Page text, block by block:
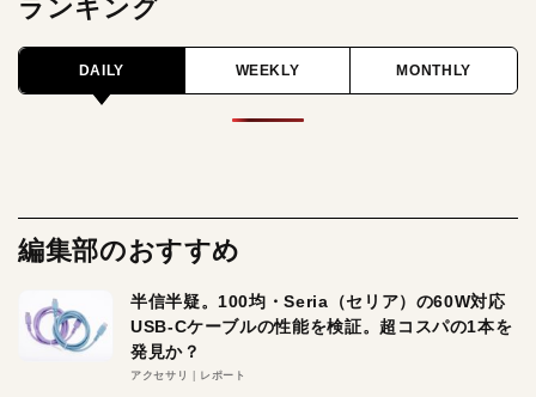
ランキング
DAILY WEEKLY MONTHLY
編集部のおすすめ
半信半疑。100均・Seria（セリア）の60W対応
USB-Cケーブルの性能を検証。超コスパの1本を
発見か？
アクセサリ レポート